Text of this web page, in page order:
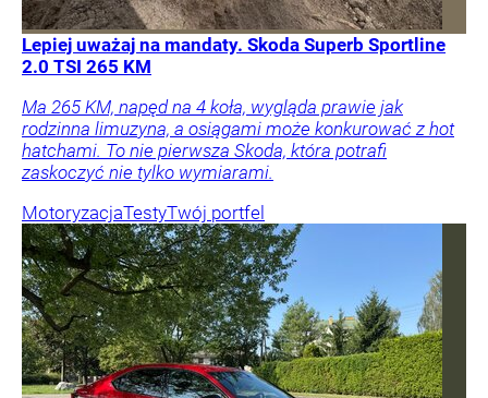
Lepiej uważaj na mandaty. Skoda Superb Sportline
2.0 TSI 265 KM
Ma 265 KM, napęd na 4 koła, wygląda prawie jak
rodzinna limuzyna, a osiągami może konkurować z hot
hatchami. To nie pierwsza Skoda, która potrafi
zaskoczyć nie tylko wymiarami.
MotoryzacjaTestyTwój portfel